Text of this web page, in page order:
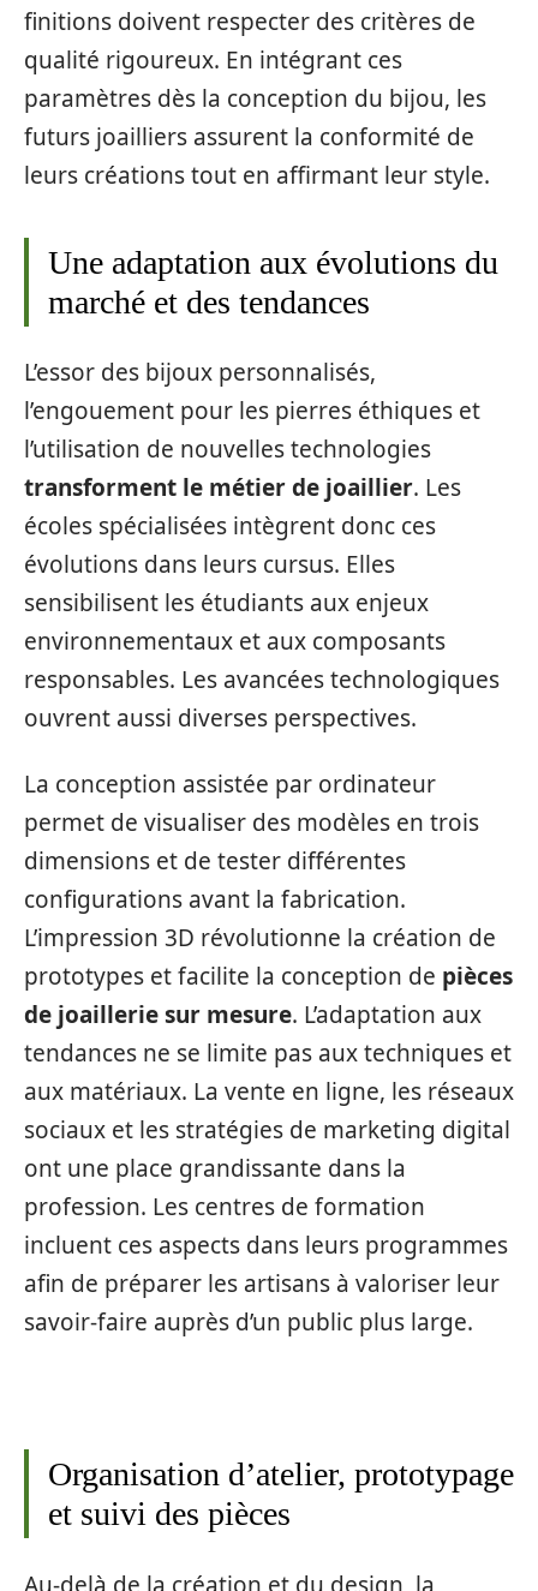
finitions doivent respecter des critères de
qualité rigoureux. En intégrant ces
paramètres dès la conception du bijou, les
futurs joailliers assurent la conformité de
leurs créations tout en affirmant leur style.
Une adaptation aux évolutions du
marché et des tendances
L’essor des bijoux personnalisés,
l’engouement pour les pierres éthiques et
l’utilisation de nouvelles technologies
transforment le métier de joaillier. Les
écoles spécialisées intègrent donc ces
évolutions dans leurs cursus. Elles
sensibilisent les étudiants aux enjeux
environnementaux et aux composants
responsables. Les avancées technologiques
ouvrent aussi diverses perspectives.
La conception assistée par ordinateur
permet de visualiser des modèles en trois
dimensions et de tester différentes
configurations avant la fabrication.
L’impression 3D révolutionne la création de
prototypes et facilite la conception de pièces
de joaillerie sur mesure. L’adaptation aux
tendances ne se limite pas aux techniques et
aux matériaux. La vente en ligne, les réseaux
sociaux et les stratégies de marketing digital
ont une place grandissante dans la
profession. Les centres de formation
incluent ces aspects dans leurs programmes
afin de préparer les artisans à valoriser leur
savoir-faire auprès d’un public plus large.
Organisation d’atelier, prototypage
et suivi des pièces
Au-delà de la création et du design, la